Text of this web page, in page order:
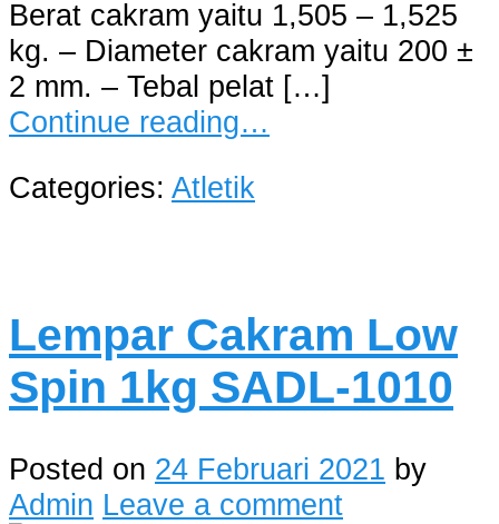
Berat cakram yaitu 1,505 – 1,525
kg. – Diameter cakram yaitu 200 ±
2 mm. – Tebal pelat […]
Continue reading…
Categories: Atletik
Lempar Cakram Low
Spin 1kg SADL-1010
Posted on 24 Februari 2021 by
Admin Leave a comment